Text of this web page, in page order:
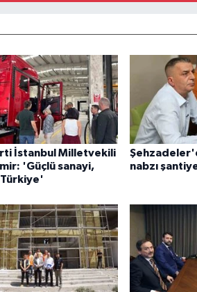
İstanbul Milletvekili
'Güçlü sanayi,
nabzı